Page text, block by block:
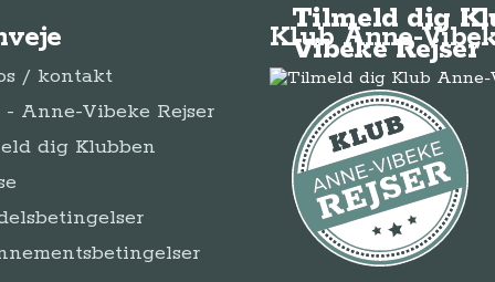
/ kontakt
- Anne-Vibeke Rejser
dig Klubben
Klub Anne-
Tilmeld dig
Vibeke Rejser